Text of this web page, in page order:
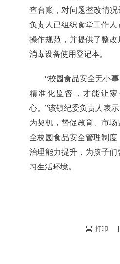
查台账，对问题整改情况
负责人已组织食堂工作人
操作规范，并提供了整改
消毒设备使用登记本。​
“校园食品安全无小事
精准化监督，才能让
心。”该镇纪委负责人表
为契机，督促教育、市
全校园食品安全管理制度
治理能力提升，为孩子们
习生活环境。
打印